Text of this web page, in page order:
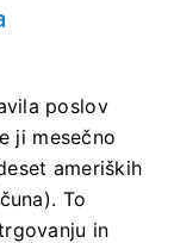
poslov
ji mesečno
ameriških
To
in